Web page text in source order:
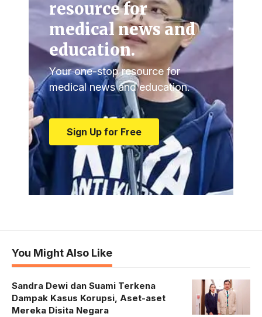
resource for
medical news and
education.
Your one-stop resource for
medical news and education.
Sign Up for Free
You Might Also Like
Sandra Dewi dan Suami Terkena
Dampak Kasus Korupsi, Aset-aset
Mereka Disita Negara